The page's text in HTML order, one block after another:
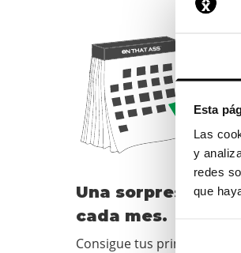
Esta
Las
y
redes
que
Una sorpresa
cada mes.
Consigue tus primeros